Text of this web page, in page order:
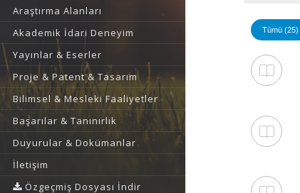
Araştırma Alanları
Akademik İdari Deneyim
Yayınlar & Eserler
Proje & Patent & Tasarım
Bilimsel & Mesleki Faaliyetler
Başarılar & Tanınırlık
Duyurular & Dokümanlar
İletişim
Özgeçmiş Dosyası İndir
Tümü (25)